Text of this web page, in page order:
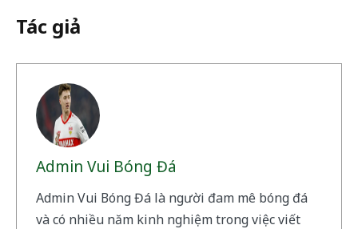
Tác giả
Admin Vui Bóng Đá
Admin Vui Bóng Đá là người đam mê bóng đá
và có nhiều năm kinh nghiệm trong việc viết